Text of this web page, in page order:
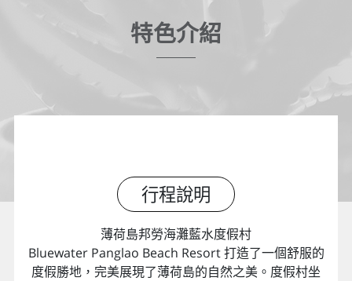
特色介紹
行程說明
薄荷島邦勞海灘藍水度假村
Bluewater Panglao Beach Resort 打造了一個舒服的
度假勝地，完美展現了薄荷島的自然之美。度假村坐